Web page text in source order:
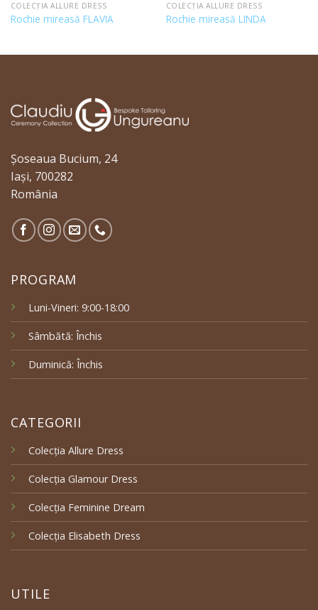
COLECȚIA ALLURE DRESS
Rochie mireasă FLAVIA
COLECȚIA ALLURE DRESS
Rochie mireasă LINDA
Șoseaua Bucium, 24
Iași, 700282
România
PROGRAM
Luni-Vineri: 9:00-18:00
Sâmbătă: Închis
Duminică: Închis
CATEGORII
Colecția Allure Dress
Colecția Glamour Dress
Colecția Feminine Dream
Colecția Elisabeth Dress
UTILE